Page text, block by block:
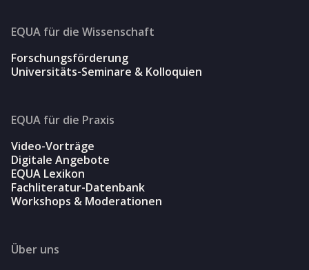
EQUA für die Wissenschaft
Forschungsförderung
Universitäts-Seminare & Kolloquien
EQUA für die Praxis
Video-Vorträge
Digitale Angebote
EQUA Lexikon
Fachliteratur-Datenbank
Workshops & Moderationen
Über uns